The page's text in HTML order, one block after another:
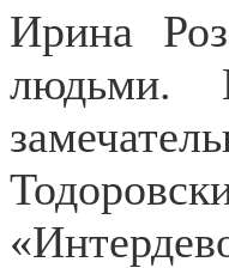
Ирина
людьми.